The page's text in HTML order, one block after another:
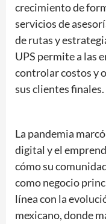
crecimiento de
servicios de
de rutas y
UPS permite a las
controlar costos y
sus clientes finales.
La pandemia
digital y el
cómo su
como negocio
línea con la
mexicano, donde